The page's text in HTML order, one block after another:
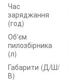
Час
заряджання
(год)
Об'єм
пилозбірника
(л)
Габарити (Д/Ш/
В)